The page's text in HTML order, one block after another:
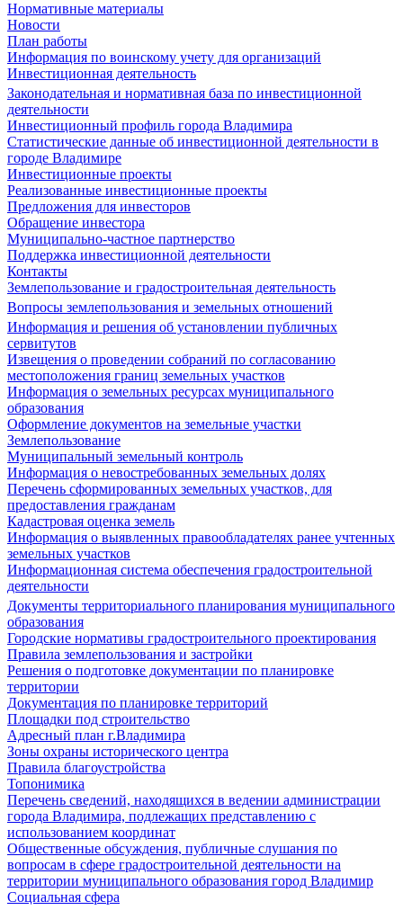
Нормативные материалы
Новости
План работы
Информация по воинскому учету для организаций
Инвестиционная деятельность
Законодательная и нормативная база по инвестиционной
деятельности
Инвестиционный профиль города Владимира
Статистические данные об инвестиционной деятельности в
городе Владимире
Инвестиционные проекты
Реализованные инвестиционные проекты
Предложения для инвесторов
Обращение инвестора
Муниципально-частное партнерство
Поддержка инвестиционной деятельности
Контакты
Землепользование и градостроительная деятельность
Вопросы землепользования и земельных отношений
Информация и решения об установлении публичных
сервитутов
Извещения о проведении собраний по согласованию
местоположения границ земельных участков
Информация о земельных ресурсах муниципального
образования
Оформление документов на земельные участки
Землепользование
Муниципальный земельный контроль
Информация о невостребованных земельных долях
Перечень сформированных земельных участков, для
предоставления гражданам
Кадастровая оценка земель
Информация о выявленных правообладателях ранее учтенных
земельных участков
Информационная система обеспечения градостроительной
деятельности
Документы территориального планирования муниципального
образования
Городские нормативы градостроительного проектирования
Правила землепользования и застройки
Решения о подготовке документации по планировке
территории
Документация по планировке территорий
Площадки под строительство
Адресный план г.Владимира
Зоны охраны исторического центра
Правила благоустройства
Топонимика
Перечень сведений, находящихся в ведении администрации
города Владимира, подлежащих представлению с
использованием координат
Общественные обсуждения, публичные слушания по
вопросам в сфере градостроительной деятельности на
территории муниципального образования город Владимир
Социальная сфера